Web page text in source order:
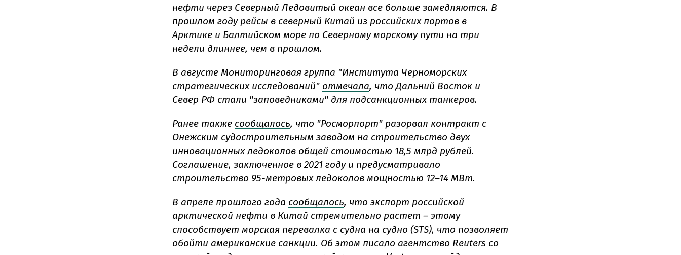
нефти через Северный Ледовитый океан все больше замедляются. В
прошлом году рейсы в северный Китай из российских портов в
Арктике и Балтийском море по Северному морскому пути на три
недели длиннее, чем в прошлом.
В августе Мониторинговая группа "Института Черноморских
стратегических исследований" отмечала, что Дальний Восток и
Север РФ стали "заповедниками" для подсанкционных танкеров.
Ранее также сообщалось, что "Росморпорт" разорвал контракт с
Онежским судостроительным заводом на строительство двух
инновационных ледоколов общей стоимостью 18,5 млрд рублей.
Соглашение, заключенное в 2021 году и предусматривало
строительство 95-метровых ледоколов мощностью 12–14 МВт.
В апреле прошлого года сообщалось, что экспорт российской
арктической нефти в Китай стремительно растет – этому
способствует морская перевалка с судна на судно (STS), что позволяет
обойти американские санкции. Об этом писало агентство Reuters со